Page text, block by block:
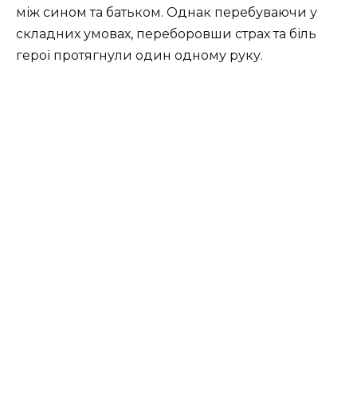
між сином та батьком. Однак перебуваючи у
складних умовах, переборовши страх та біль
герої протягнули один одному руку.